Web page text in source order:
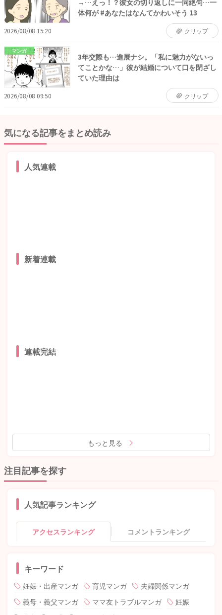
体何が #あなたはなんてかわいそう 13
2026/08/08 15:20 クリップ
マンガ
3年交際も…進展ナシ。「私に魅力がないっ
てことかな…」彼が結婚について口を閉ざし
ていた理由は
2026/08/08 09:50 クリップ
気になる記事をまとめ読み
人気連載
新着連載
連載完結
もっと見る
注目記事を探す
人気記事ランキング
アクセスランキング コメントランキング
キーワード
妊娠・出産マンガ 育児マンガ
夫婦関係マンガ
義母・義父マンガ
ママ友トラブルマンガ
妊娠